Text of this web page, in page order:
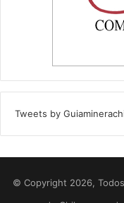
Tweets by
© Copyright 2026,